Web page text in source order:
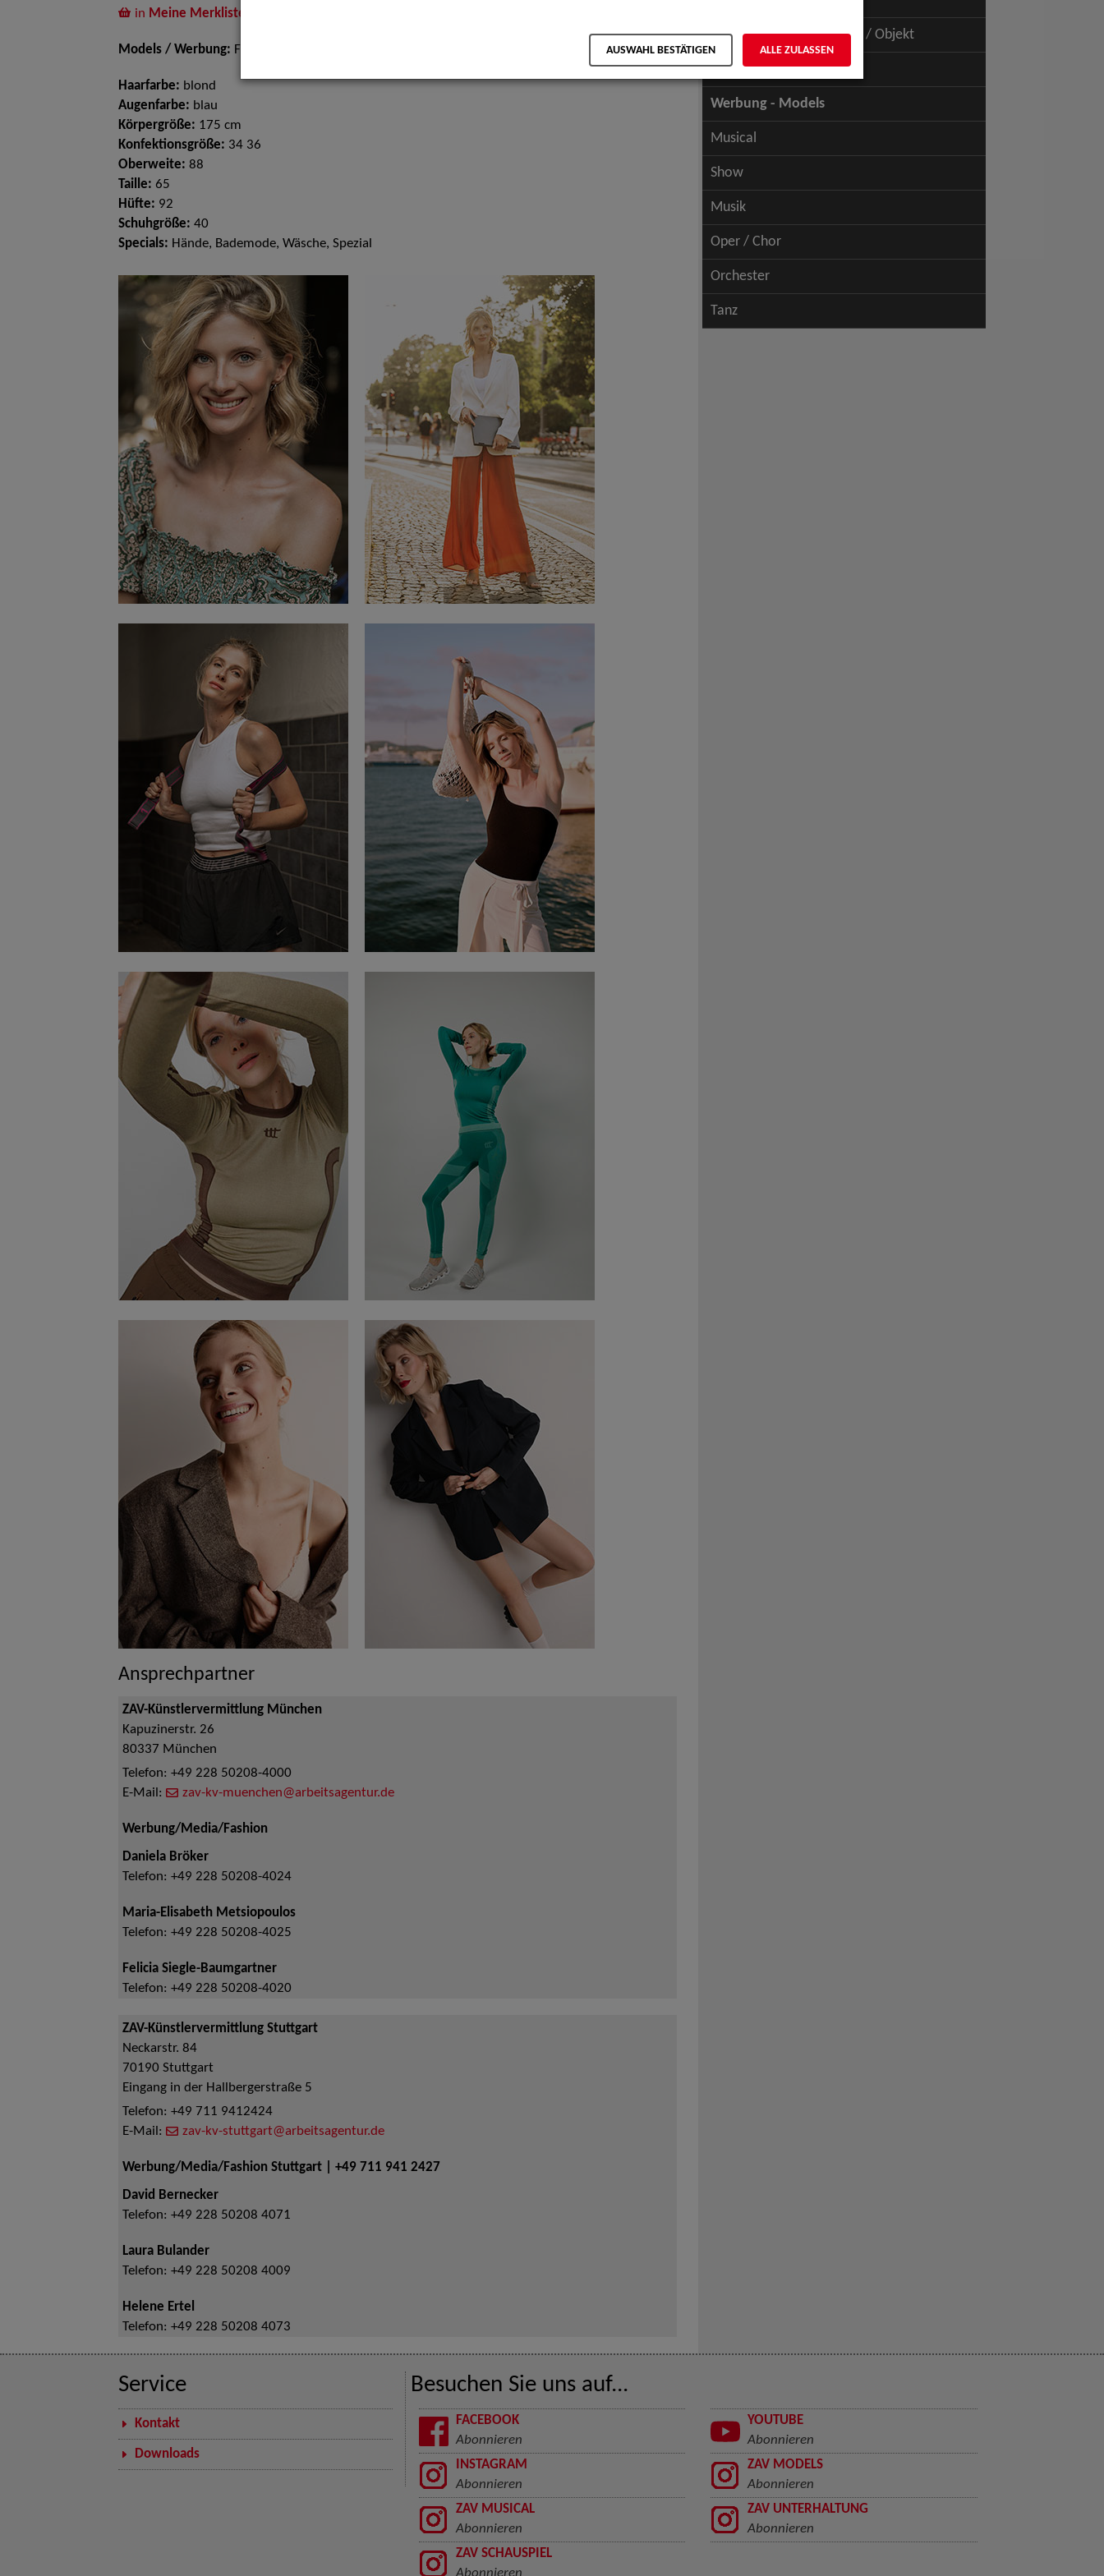
in Meine Merkliste
Models / Werbung: Fotomodell, Mannequin
Haarfarbe: blond
Augenfarbe: blau
Körpergröße: 175 cm
Konfektionsgröße: 34 36
Oberweite: 88
Taille: 65
Hüfte: 92
Schuhgröße: 40
Specials: Hände, Bademode, Wäsche, Spezial
Ansprechpartner
ZAV-Künstlervermittlung München
Kapuzinerstr. 26
80337 München
Telefon: +49 228 50208-4000
E-Mail:
zav-kv-muenchen@arbeitsagentur.de
Werbung/Media/Fashion
Daniela Bröker
Telefon: +49 228 50208-4024
Maria-Elisabeth Metsiopoulos
Telefon: +49 228 50208-4025
Felicia Siegle-Baumgartner
Telefon: +49 228 50208-4020
ZAV-Künstlervermittlung Stuttgart
Neckarstr. 84
70190 Stuttgart
Eingang in der Hallbergerstraße 5
Telefon: +49 711 9412424
E-Mail:
zav-kv-stuttgart@arbeitsagentur.de
Werbung/Media/Fashion Stuttgart | +49 711 941 2427
David Bernecker
Telefon: +49 228 50208 4071
Laura Bulander
Telefon: +49 228 50208 4009
Helene Ertel
Telefon: +49 228 50208 4073
Schauspiel - Figur / Puppe / Objekt
Werbung - Talents
Werbung - Models
Musical
Show
Musik
Oper / Chor
Orchester
Tanz
Service
Kontakt
Downloads
Besuchen Sie uns auf...
FACEBOOK
Abonnieren
YOUTUBE
Abonnieren
INSTAGRAM
Abonnieren
ZAV MODELS
Abonnieren
ZAV MUSICAL
Abonnieren
ZAV UNTERHALTUNG
Abonnieren
ZAV SCHAUSPIEL
AUSWAHL BESTÄTIGEN ALLE ZULASSEN